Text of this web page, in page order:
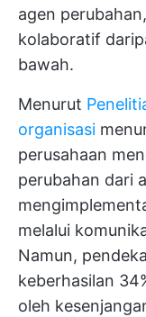
agen
kolaboratif
bawah.
Menurut
organisasi
perusahaan
perubahan dari
melalui
Namun,
keberhasilan
oleh